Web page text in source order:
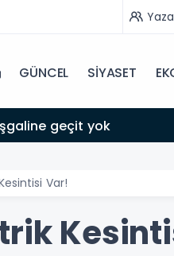
GÜNCEL SİYASET
geçit yok
Var!